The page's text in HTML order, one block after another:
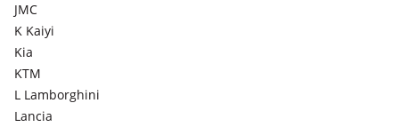
JMC
K Kaiyi
Kia
KTM
L Lamborghini
Lancia